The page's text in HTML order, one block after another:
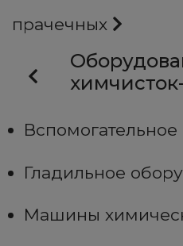
прачечных
Гладильное
Машины